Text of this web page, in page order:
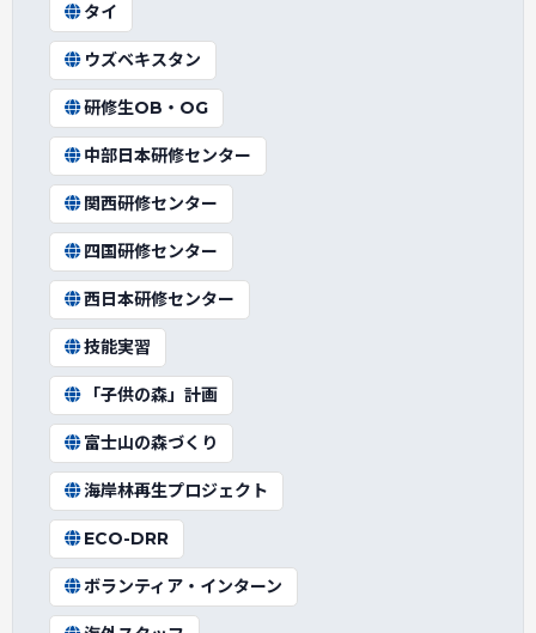
タイ
ウズベキスタン
研修生OB・OG
中部日本研修センター
関西研修センター
四国研修センター
西日本研修センター
技能実習
「子供の森」計画
富士山の森づくり
海岸林再生プロジェクト
ECO-DRR
ボランティア・インターン